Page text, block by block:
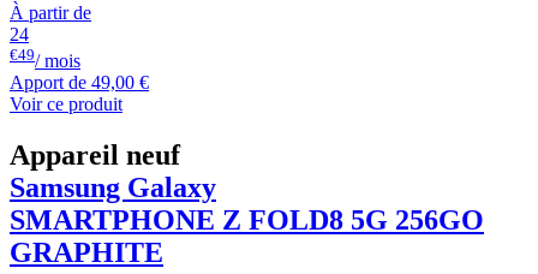
À partir de
24
€49/ mois
Apport de 49,00 €
Voir ce produit
Appareil neuf
Samsung Galaxy
SMARTPHONE Z FOLD8 5G 256GO
GRAPHITE